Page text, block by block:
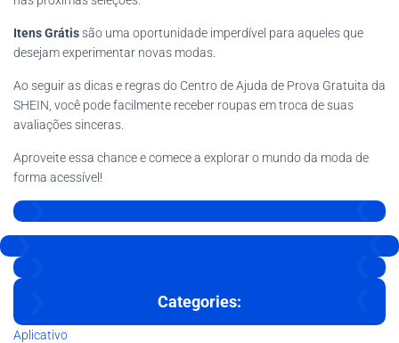
Itens Grátissão uma oportunidade imperdível para aqueles que
desejam experimentar novas modas.
Ao seguir as dicas e regras do Centro de Ajuda de Prova Gratuita da
SHEIN, você pode facilmente receber roupas em troca de suas
avaliações sinceras.
Aproveite essa chance e comece a explorar o mundo da moda de
forma acessível!
Categories:
Aplicativo